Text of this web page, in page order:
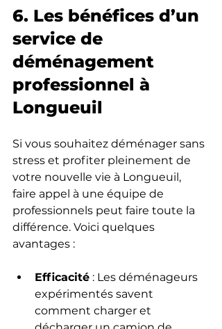
6. Les bénéfices d’un
service de
déménagement
professionnel à
Longueuil
Si vous souhaitez déménager sans
stress et profiter pleinement de
votre nouvelle vie à Longueuil,
faire appel à une équipe de
professionnels peut faire toute la
différence. Voici quelques
avantages :
Efficacité : Les déménageurs
expérimentés savent
comment charger et